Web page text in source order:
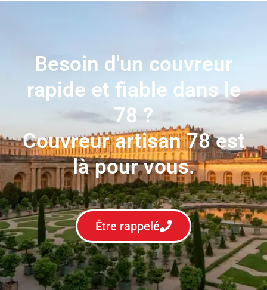
Besoin d'un couvreur
rapide et fiable dans le
78 ?
Couvreur artisan 78 est
là pour vous.
Être rappelé